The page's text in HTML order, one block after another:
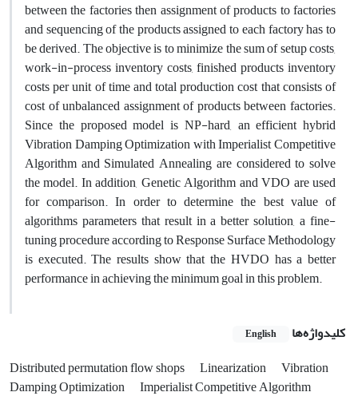
between the factories then assignment of products to factories
and sequencing of the products assigned to each factory has to
be derived. The objective is to minimize the sum of setup costs,
work-in-process inventory costs, finished products inventory
costs per unit of time and total production cost that consists of
cost of unbalanced assignment of products between factories.
Since the proposed model is NP-hard, an efficient hybrid
Vibration Damping Optimization with Imperialist Competitive
Algorithm and Simulated Annealing are considered to solve
the model. In addition, Genetic Algorithm and VDO are used
for comparison. In order to determine the best value of
algorithms parameters that result in a better solution, a fine-
tuning procedure according to Response Surface Methodology
is executed. The results show that the HVDO has a better
performance in achieving the minimum goal in this problem.
کلیدواژه‌ها English
Distributed permutation flow shops Linearization
Vibration
Damping Optimization
Imperialist Competitive Algorithm